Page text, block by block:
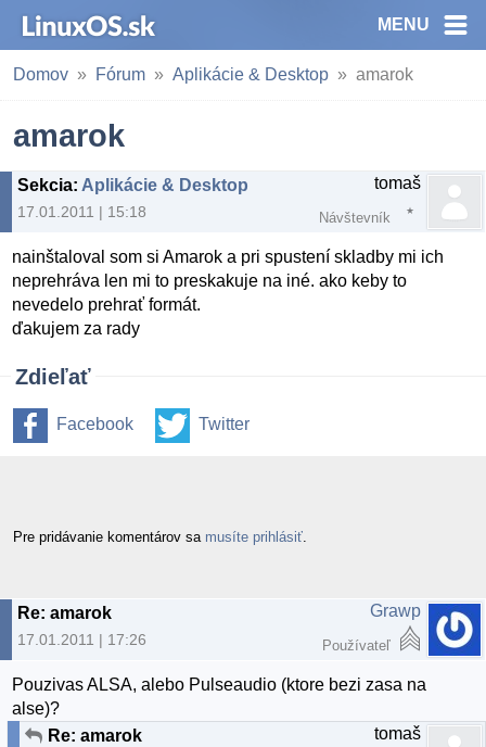
MENU
Domov Fórum Aplikácie & Desktop amarok
amarok
Sekcia: Aplikácie & Desktop
17.01.2011 | 15:18
tomaš
Návštevník
nainštaloval som si Amarok a pri spustení skladby mi ich
neprehráva len mi to preskakuje na iné. ako keby to
nevedelo prehrať formát.
ďakujem za rady
Zdieľať
Facebook Twitter
Pre pridávanie komentárov sa musíte prihlásiť
Re: amarok
17.01.2011 | 17:26
Grawp
Používateľ
Pouzivas ALSA, alebo Pulseaudio (ktore bezi zasa na
alse)?
Re: amarok
tomaš